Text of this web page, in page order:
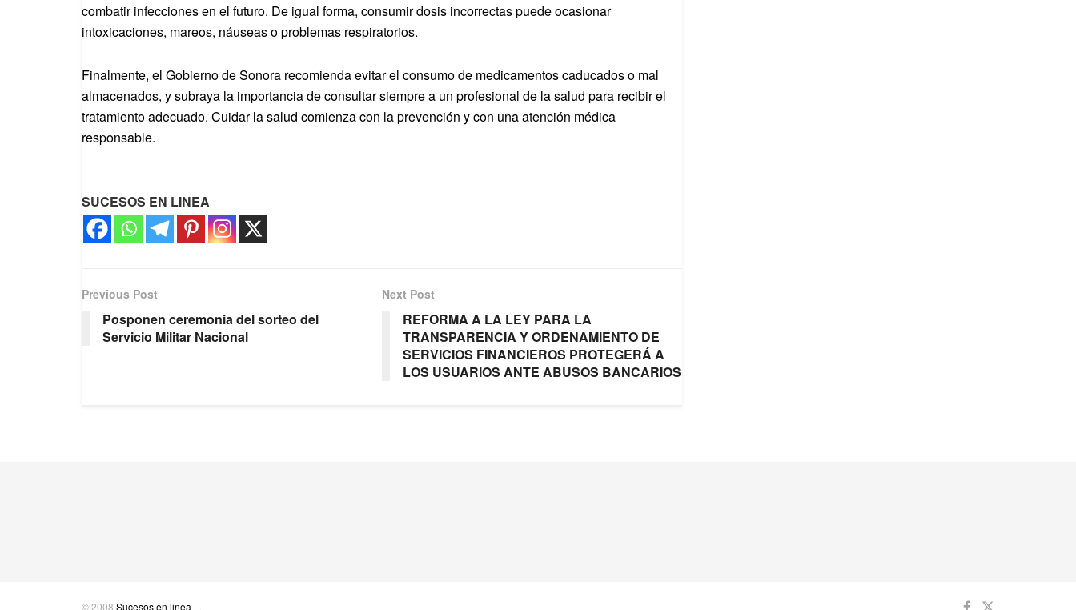
combatir infecciones en el futuro. De igual forma, consumir dosis incorrectas puede ocasionar
intoxicaciones, mareos, náuseas o problemas respiratorios.
Finalmente, el Gobierno de Sonora recomienda evitar el consumo de medicamentos caducados o mal
almacenados, y subraya la importancia de consultar siempre a un profesional de la salud para recibir el
tratamiento adecuado. Cuidar la salud comienza con la prevención y con una atención médica
responsable.
SUCESOS EN LINEA
Previous Post
Posponen ceremonia del sorteo del
Servicio Militar Nacional
Next Post
REFORMA A LA LEY PARA LA
TRANSPARENCIA Y ORDENAMIENTO DE
SERVICIOS FINANCIEROS PROTEGERÁ A
LOS USUARIOS ANTE ABUSOS BANCARIOS
© 2008 Sucesos en linea -